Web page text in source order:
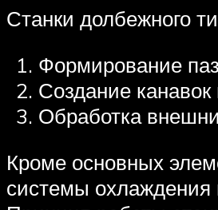
Станки долбежного
Формирование
Создание канавок
Обработка
Кроме основных
системы охлаждения